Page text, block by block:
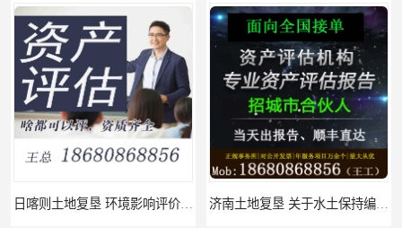
日喀则土地复垦 环境影响评价报告 公司 济南土地复垦 关于水土保持编制 服务